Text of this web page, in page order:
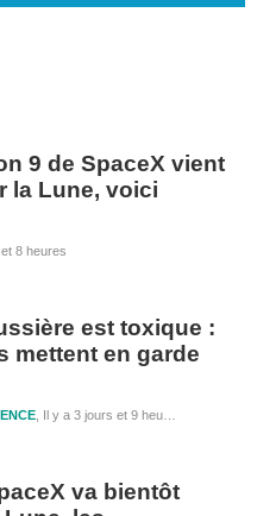
9 de SpaceX vient
la Lune, voici
8 heures
est toxique :
mettent en garde
Il y a 3 jours et 9 heures
va bientôt